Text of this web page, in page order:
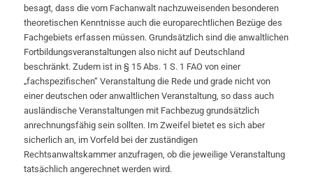
besagt, dass die vom Fachanwalt nachzuweisenden besonderen
theoretischen Kenntnisse auch die europarechtlichen Bezüge des
Fachgebiets erfassen müssen. Grundsätzlich sind die anwaltlichen
Fortbildungsveranstaltungen also nicht auf Deutschland
beschränkt. Zudem ist in § 15 Abs. 1 S. 1 FAO von einer
„fachspezifischen“ Veranstaltung die Rede und grade nicht von
einer deutschen oder anwaltlichen Veranstaltung, so dass auch
ausländische Veranstaltungen mit Fachbezug grundsätzlich
anrechnungsfähig sein sollten. Im Zweifel bietet es sich aber
sicherlich an, im Vorfeld bei der zuständigen
Rechtsanwaltskammer anzufragen, ob die jeweilige Veranstaltung
tatsächlich angerechnet werden wird.